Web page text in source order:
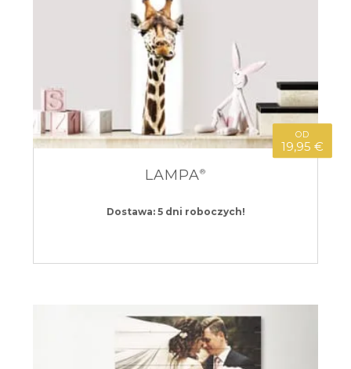
OD
19,95 €
LAMPA®
Dostawa: 5 dni roboczych!